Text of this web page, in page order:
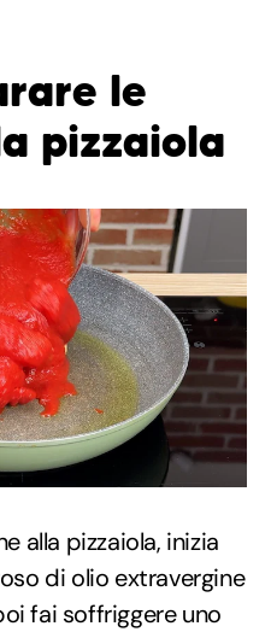
le
pizzaiola
alla pizzaiola, inizia
di olio extravergine
fai soffriggere uno